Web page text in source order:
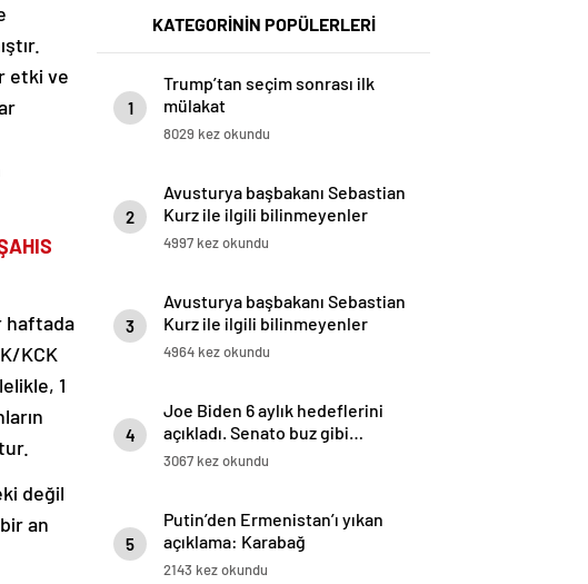
etki ve
haftada
KCK
1
değil
an
KATEGORİNİN POPÜLERLERİ
1
Trump’tan seçim sonrası ilk
mülakat
8029 kez okundu
2
Avusturya başbakanı Sebastian
Kurz ile ilgili bilinmeyenler
4997 kez okundu
3
Avusturya başbakanı Sebastian
Kurz ile ilgili bilinmeyenler
4964 kez okundu
4
Joe Biden 6 aylık hedeflerini
açıkladı. Senato buz gibi…
3067 kez okundu
5
Putin’den Ermenistan’ı yıkan
açıklama: Karabağ
Azerbaycan’ın ayrılmaz bir
2143 kez okundu